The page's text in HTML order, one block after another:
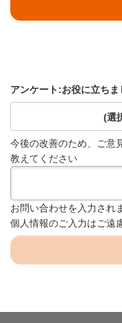
アンケート:お役に立ちま
(選
今後の改善のため、ご意
教えてください
お問い合わせを入力され
個人情報のご入力はご遠